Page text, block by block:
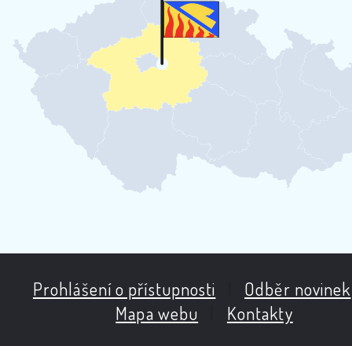
Prohlášení o přístupnosti Odběr novinek
Mapa webu
Kontakty